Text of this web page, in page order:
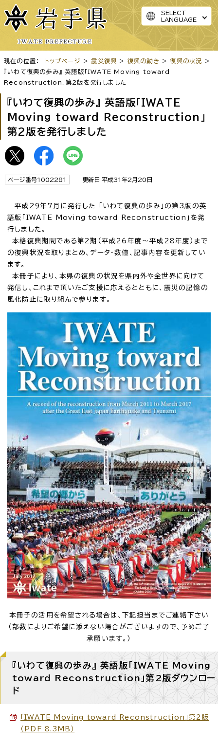
SELECT
LANGUAGE
現在の位置： トップページ > 震災復興 > 復興の動き >復興の状況
>
『いわて復興の歩み』 英語版「IWATE Moving toward
Reconstruction」第2版を発行しました
『いわて復興の歩み』 英語版「IWATE
Moving toward Reconstruction」
第2版を発行しました
ページ番号1002281 更新日 平成31年2月20日
平成29年7月に発行した 「いわて復興の歩み」の第3版の英
語版「IWATE Moving toward Reconstruction」を発
行しました。
本格復興期間である第2期（平成26年度～平成28年度）まで
の復興状況を取りまとめ、データ・数値、記事内容を更新してい
ます。
本冊子により、本県の復興の状況を県内外や全世界に向けて
発信し、これまで頂いたご支援に応えるとともに、震災の記憶の
風化防止に取り組んで参ります。
本冊子の活用を希望される場合は、下記担当までご連絡下さい
（部数によりご希望に添えない場合がございますので、予めご了
承願います。）
『いわて復興の歩み』 英語版「IWATE Moving
toward Reconstruction」第2版ダウンロー
ド
「IWATE Moving toward Reconstruction」第2版
（PDF 8.3MB）